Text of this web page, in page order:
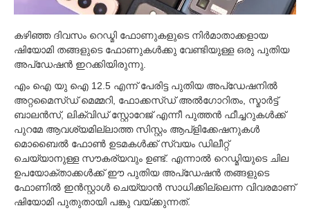
കഴിഞ്ഞ ദിവസം റെഡ്മി ഫോണുകളുടെ നിര്‍മാതാക്കളായ
ഷിയോമി തങ്ങളുടെ ഫോണുകള്‍ക്കു വേണ്ടിയുള്ള ഒരു പുതിയ
അപ്ഡേഷന്‍ ഇറക്കിയിരുന്നു.
എം ഐ യു ഐ 12.5 എന്ന് പേരിട്ട പുതിയ അപ്ഡേഷനില്‍
അറ്റമൈസ്ഡ് മെമ്മറി, ഫോക്കസ്ഡ് അല്‍ഗോറിതം, സ്മാര്‍ട്ട്
ബാലന്‍സ്, ലിക്വിഡ് സ്റ്റോറേജ് എന്നീ പുത്തന്‍ ഫീച്ചറുകള്‍ക്ക്
പുറമേ ആവശ്യമില്ലാത്ത സിസ്റ്റം ആപ്ളിക്കേഷനുകള്‍
മൊബൈല്‍ ഫോണ്‍ ഉടമകള്‍ക്ക് സ്വയം ഡിലീറ്റ്
ചെയ്യാനുള്ള സൗകര്യവും ഉണ്ട്. എന്നാല്‍ റെഡ്മിയുടെ ചില
ഉപയോക്താക്കള്‍ക്ക് ഈ പുതിയ അപ്ഡേഷന്‍ തങ്ങളുടെ
ഫോണില്‍ ഇന്‍സ്റ്റാള്‍ ചെയ്യാന്‍ സാധിക്കില്ലെന്ന വിവരമാണ്
ഷിയോമി പുതുതായി പങ്കു വയ്ക്കുന്നത്.